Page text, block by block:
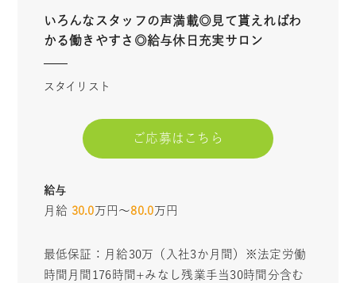
いろんなスタッフの声満載◎見て貰えればわ
かる働きやすさ◎給与休日充実サロン
スタイリスト
ご応募はこちら
給与
月給 30.0万円〜80.0万円
最低保証：月給30万（入社3か月間）※法定労働
時間月間176時間+みなし残業手当30時間分含む